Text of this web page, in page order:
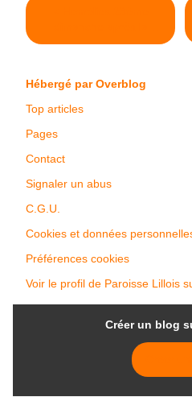
Pentecôte (2023): La fin
Hébergé par Overblog
Top articles
Pages
Contact
Signaler un abus
C.G.U.
Cookies et données
Préférences cookies
Voir le profil de Paroisse Lillois
Créer un blog